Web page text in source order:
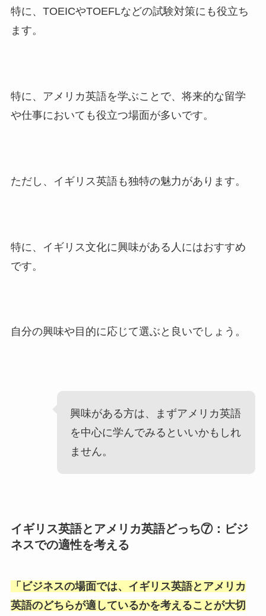
特に、TOEICやTOEFLなどの試験対策にも役立ち
ます。
特に、アメリカ英語を学ぶことで、将来的な留学
や仕事においても役立つ場面が多いです。
ただし、イギリス英語も独特の魅力があります。
特に、イギリス文化に興味がある人にはおすすめ
です。
自分の興味や目的に応じて選ぶと良いでしょう。
興味がある方は、まずアメリカ英語
を中心に学んでみるといいかもしれ
ません。
イギリス英語とアメリカ英語どっち⑦：ビジ
ネスでの適性を考える
「 ビジネスの場面では、イギリス英語とアメリカ
英語のどちらが適しているかを考えることが大切